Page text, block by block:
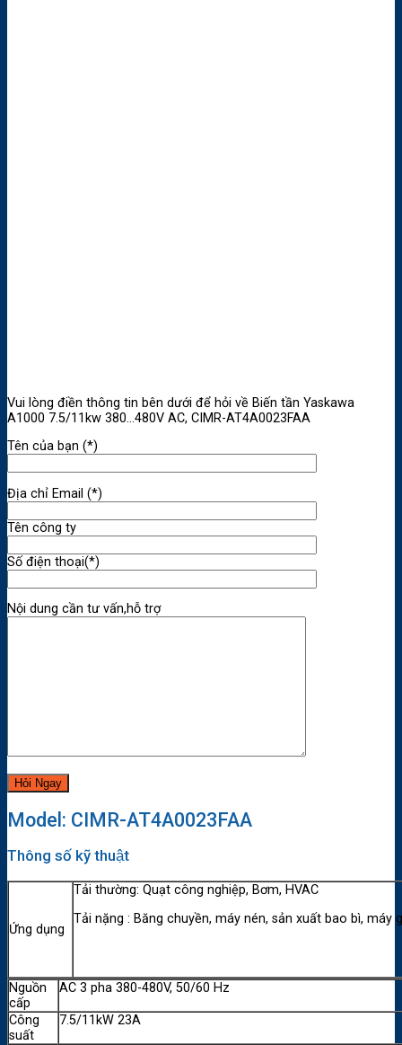
Vui lòng điền thông tin bên dưới để hỏi về Biến tần Yaskawa
A1000 7.5/11kw 380…480V AC, CIMR-AT4A0023FAA
Tên của bạn (*)
Địa chỉ Email (*)
Tên công ty
Số điện thoại(*)
Nội dung cần tư vấn,hỗ trợ
Model: CIMR-AT4A0023FAA
Thông số kỹ thuật
Ứng dụng
Tải thường: Quạt công nghiệp, Bơm, HVAC
Tải nặng : Băng chuyền, máy nén, sản xuất bao bì, máy
Nguồn
cấp
AC 3 pha 380-480V, 50/60 Hz
Công
suất
7.5/11kW 23A